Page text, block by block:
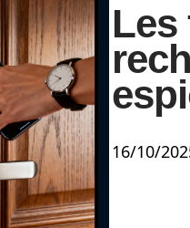
Les
16/10/